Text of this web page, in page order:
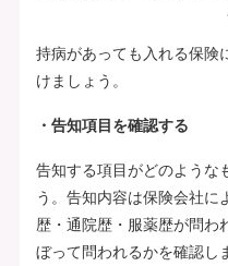
持病があっても入れる保険
けましょう。
・告知項目を確認する
告知する項目がどのような
う。告知内容は保険会社に
歴・通院歴・服薬歴が問わ
ぼって問われるかを確認し